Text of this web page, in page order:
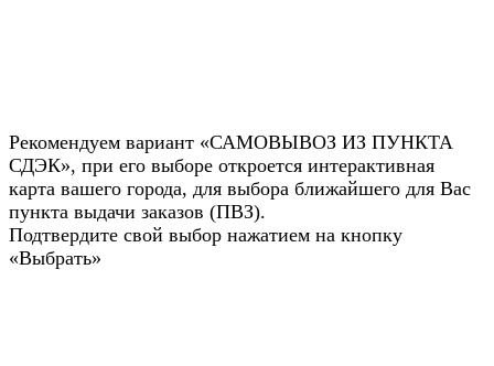
Рекомендуем вариант «САМОВЫВОЗ ИЗ ПУНКТА
СДЭК», при его выборе откроется интерактивная
карта вашего города, для выбора ближайшего для Вас
пункта выдачи заказов (ПВЗ).
Подтвердите свой выбор нажатием на кнопку
«Выбрать»